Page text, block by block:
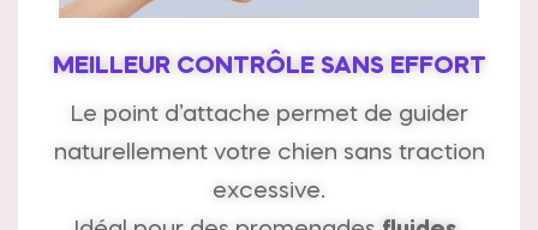
MEILLEUR CONTRÔLE SANS EFFORT
Le point d’attache permet de guider
naturellement votre chien sans traction
excessive.